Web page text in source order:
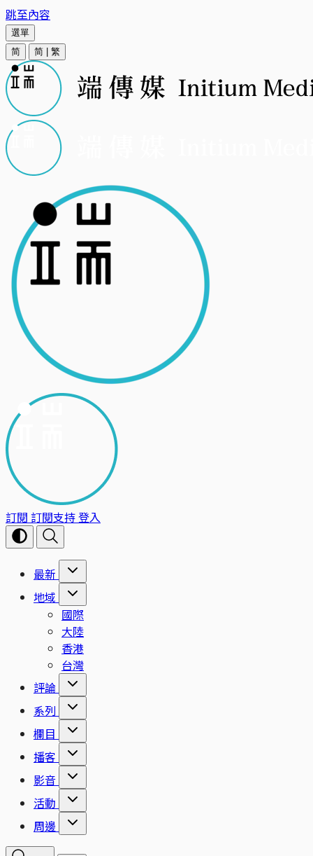
跳至內容
選單
简
简 繁
訂閱 訂閱支持登入
最新
地域
國際
大陸
香港
台灣
評論
系列
欄目
播客
影音
活動
周邊